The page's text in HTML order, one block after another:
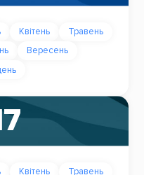
Квітень
Травень
Вересень
Квітень
Травень